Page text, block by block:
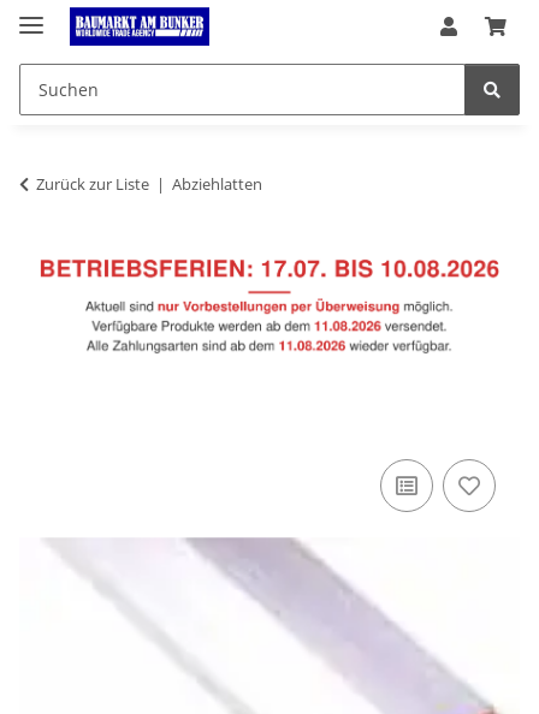
Zurück zur Liste Abziehlatten